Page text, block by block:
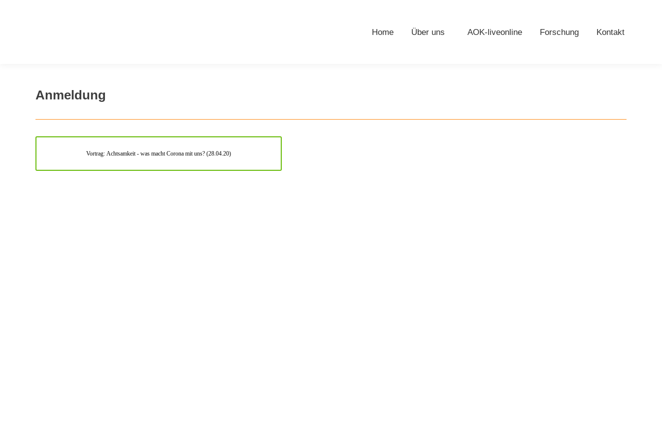
Home Über uns AOK-liveonline Forschung Kontakt
Anmeldung
Vortrag: Achtsamkeit - was macht Corona mit uns? (28.04.20)